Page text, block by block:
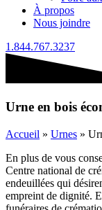
À propos
Nous joindre
1.844.767.3237
Urne en bois
Accueil » Urnes »
En plus de vous
Centre national de
endeuillées qui
empreint de dignité.